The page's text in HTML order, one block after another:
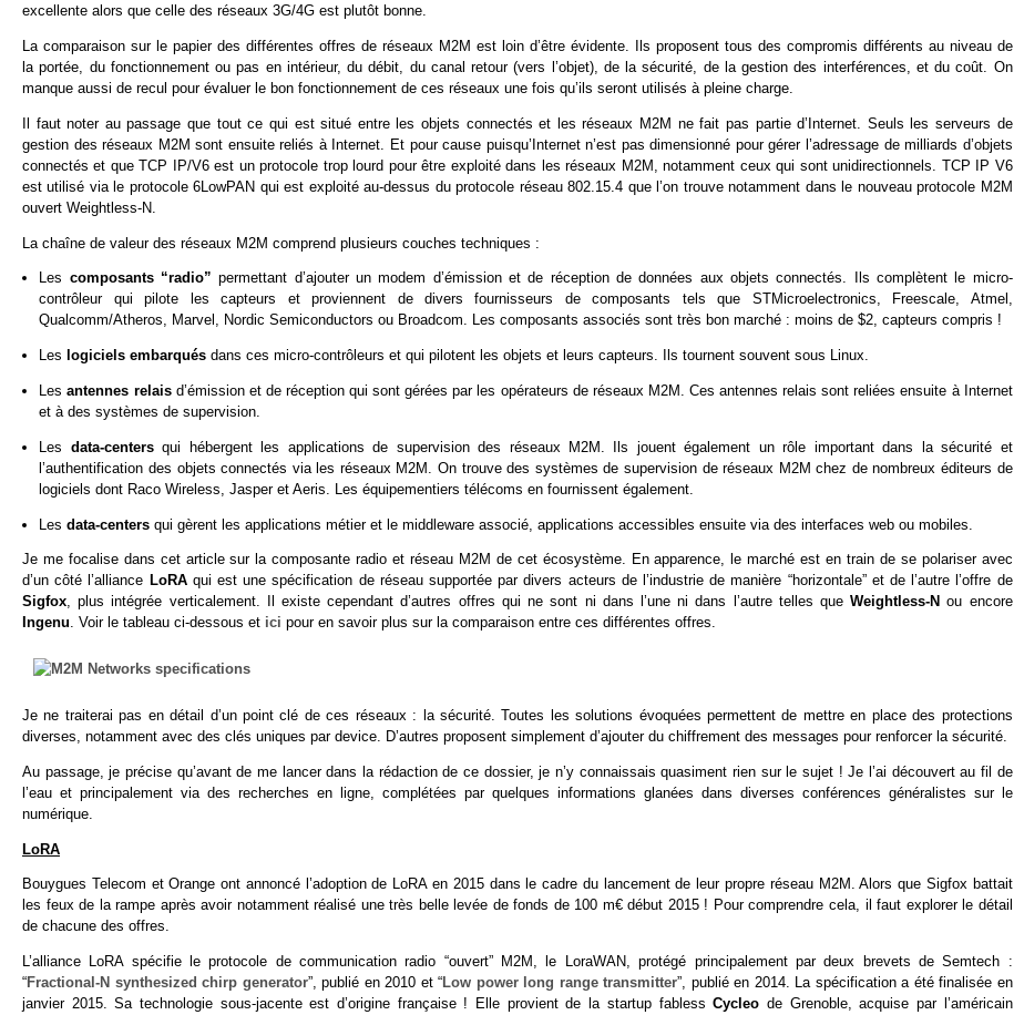
excellente alors que celle des réseaux 3G/4G est plutôt bonne.
La comparaison sur le papier des différentes offres de réseaux M2M est loin d’être évidente. Ils proposent tous des compromis différents au niveau de
la portée, du fonctionnement ou pas en intérieur, du débit, du canal retour (vers l’objet), de la sécurité, de la gestion des interférences, et du coût. On
manque aussi de recul pour évaluer le bon fonctionnement de ces réseaux une fois qu’ils seront utilisés à pleine charge.
Il faut noter au passage que tout ce qui est situé entre les objets connectés et les réseaux M2M ne fait pas partie d’Internet. Seuls les serveurs de
gestion des réseaux M2M sont ensuite reliés à Internet. Et pour cause puisqu’Internet n’est pas dimensionné pour gérer l’adressage de milliards d’objets
connectés et que TCP IP/V6 est un protocole trop lourd pour être exploité dans les réseaux M2M, notamment ceux qui sont unidirectionnels. TCP IP V6
est utilisé via le protocole 6LowPAN qui est exploité au-dessus du protocole réseau 802.15.4 que l’on trouve notamment dans le nouveau protocole M2M
ouvert Weightless-N.
La chaîne de valeur des réseaux M2M comprend plusieurs couches techniques :
Les composants “radio” permettant d’ajouter un modem d’émission et de réception de données aux objets connectés. Ils complètent le micro-
contrôleur qui pilote les capteurs et proviennent de divers fournisseurs de composants tels que STMicroelectronics, Freescale, Atmel,
Qualcomm/Atheros, Marvel, Nordic Semiconductors ou Broadcom. Les composants associés sont très bon marché : moins de $2, capteurs compris !
Les logiciels embarquésdans ces micro-contrôleurs et qui pilotent les objets et leurs capteurs. Ils tournent souvent sous Linux.
Lesantennes relais d’émission et de réception qui sont gérées par les opérateurs de réseaux M2M. Ces antennes relais sont reliées ensuite à Internet
et à des systèmes de supervision.
Les data-centersqui hébergent les applications de supervision des réseaux M2M. Ils jouent également un rôle important dans la sécurité et
l’authentification des objets connectés via les réseaux M2M. On trouve des systèmes de supervision de réseaux M2M chez de nombreux éditeurs de
logiciels dont Raco Wireless, Jasper et Aeris. Les équipementiers télécoms en fournissent également.
Lesdata-centersqui gèrent les applications métier et le middleware associé, applications accessibles ensuite via des interfaces web ou mobiles.
Je me focalise dans cet article sur la composante radio et réseau M2M de cet écosystème. En apparence, le marché est en train de se polariser avec
d’un côté l’alliance LoRA qui est une spécification de réseau supportée par divers acteurs de l’industrie de manière “horizontale” et de l’autre l’offre de
Sigfox, plus intégrée verticalement. Il existe cependant d’autres offres qui ne sont ni dans l’une ni dans l’autre telles queWeightless-Nou encore
Ingenu. Voir le tableau ci-dessous et ici pour en savoir plus sur la comparaison entre ces différentes offres.
Je ne traiterai pas en détail d’un point clé de ces réseaux : la sécurité. Toutes les solutions évoquées permettent de mettre en place des protections
diverses, notamment avec des clés uniques par device. D’autres proposent simplement d’ajouter du chiffrement des messages pour renforcer la sécurité.
Au passage, je précise qu’avant de me lancer dans la rédaction de ce dossier, je n’y connaissais quasiment rien sur le sujet ! Je l’ai découvert au fil de
l’eau et principalement via des recherches en ligne, complétées par quelques informations glanées dans diverses conférences généralistes sur le
numérique.
LoRA
Bouygues Telecom et Orange ont annoncé l’adoption de LoRA en 2015 dans le cadre du lancement de leur propre réseau M2M. Alors que Sigfox battait
les feux de la rampe après avoir notamment réalisé une très belle levée de fonds de 100 m€ début 2015 ! Pour comprendre cela, il faut explorer le détail
de chacune des offres.
L’alliance LoRA spécifie le protocole de communication radio “ouvert” M2M, le LoraWAN, protégé principalement par deux brevets de Semtech :
“Fractional-N synthesized chirp generator”, publié en 2010 et “Low power long range transmitter”, publié en 2014. La spécification a été finalisée en
janvier 2015. Sa technologie sous-jacente est d’origine française ! Elle provient de la startup fablessCycleo de Grenoble, acquise par l’américain